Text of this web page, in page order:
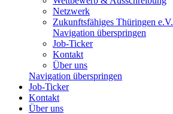
Netzwerk
Zukunftsfähiges Thüringen e.V.
Navigation überspringen
Job-Ticker
Kontakt
Über uns
Navigation überspringen
Job-Ticker
Kontakt
Über uns